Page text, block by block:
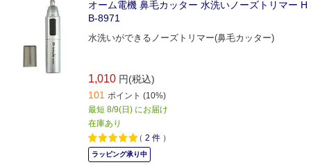
オーム電機 鼻毛カッター 水洗いノーズトリマー H
B-8971
水洗いができるノーズトリマー(鼻毛カッター)
1,010 円(税込)
101 ポイント (10%)
最短 8/9(日) にお届け
在庫あり
（ 2 件 ）
ラッピング承り中